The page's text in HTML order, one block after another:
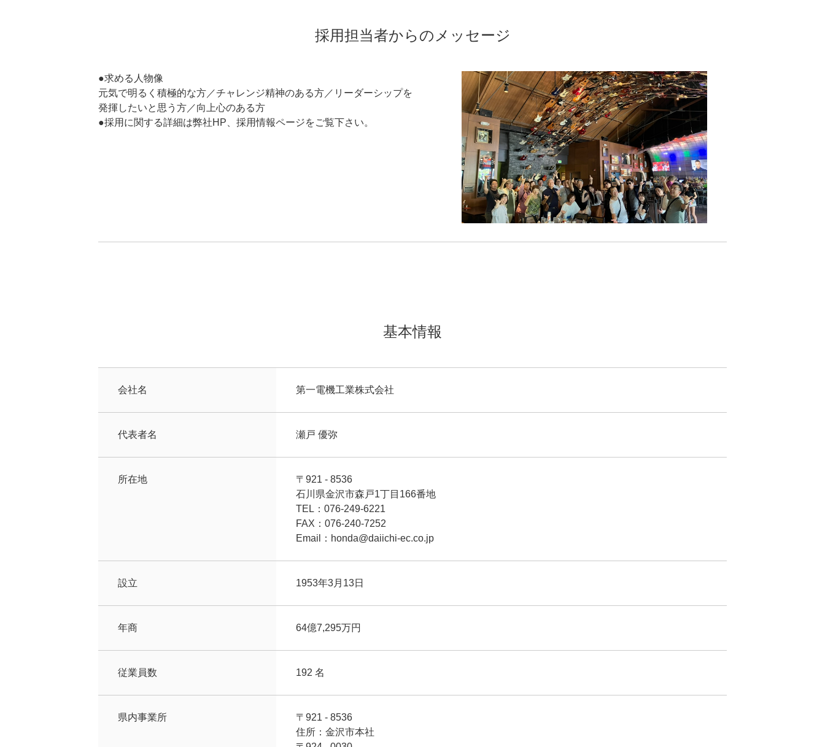
採用担当者からのメッセージ
●求める人物像
元気で明るく積極的な方／チャレンジ精神のある方／リーダーシップを
発揮したいと思う方／向上心のある方
●採用に関する詳細は弊社HP、採用情報ページをご覧下さい。
基本情報
会社名 第一電機工業株式会社
代表者名 瀬戸 優弥
所在地
〒921 - 8536
石川県金沢市森戸1丁目166番地
TEL：076-249-6221
FAX：076-240-7252
Email：honda@daiichi-ec.co.jp
設立 1953年3月13日
年商 64億7,295万円
従業員数 192 名
県内事業所
〒921 - 8536
住所：金沢市本社